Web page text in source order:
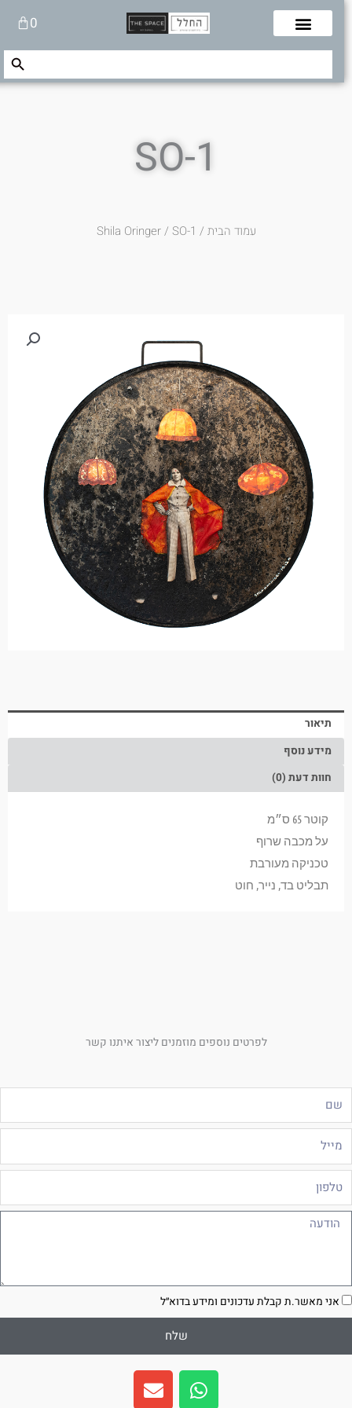
0עגלת
קניות
Search
Search Button
SO-1
עמוד הבית/
Shila Oringer/ SO-1
תיאור
מידע נוסף
חוות דעת (0)
קוטר 65 ס״מ
על מכבה שרוף
טכניקה מעורבת
תבליט בד, נייר, חוט
לפרטים נוספים מוזמנים ליצור איתנו קשר
אני מאשר.ת קבלת עדכונים ומידע בדוא״ל
שלח
W
h
E
n